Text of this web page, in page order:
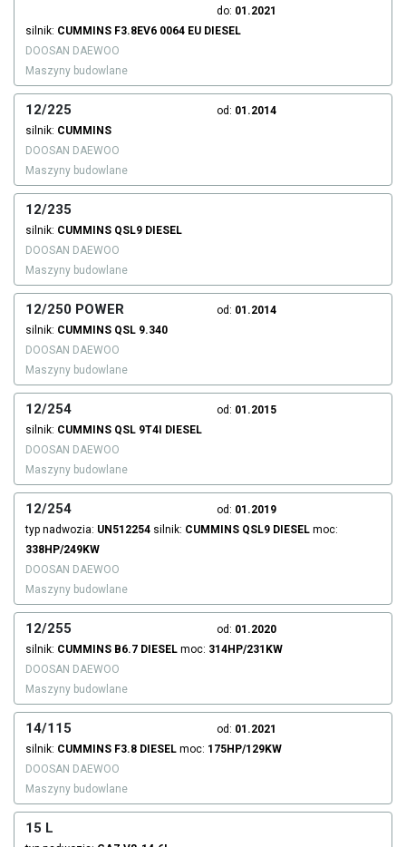
do: 01.2021
silnik: CUMMINS F3.8EV6 0064 EU DIESEL
DOOSAN DAEWOO
Maszyny budowlane
12/225 od: 01.2014
silnik: CUMMINS
DOOSAN DAEWOO
Maszyny budowlane
12/235
silnik: CUMMINS QSL9 DIESEL
DOOSAN DAEWOO
Maszyny budowlane
12/250 POWER od: 01.2014
silnik: CUMMINS QSL 9.340
DOOSAN DAEWOO
Maszyny budowlane
12/254 od: 01.2015
silnik: CUMMINS QSL 9T4I
DIESEL
DOOSAN DAEWOO
Maszyny budowlane
12/254 od: 01.2019
typ nadwozia: UN512254 silnik: CUMMINS QSL9 DIESEL moc:
338HP/249KW
DOOSAN DAEWOO
Maszyny budowlane
12/255 od: 01.2020
silnik: CUMMINS B6.7 DIESEL moc: 314HP/231KW
DOOSAN DAEWOO
Maszyny budowlane
14/115 od: 01.2021
silnik: CUMMINS F3.8 DIESEL moc: 175HP/129KW
DOOSAN DAEWOO
Maszyny budowlane
15 L